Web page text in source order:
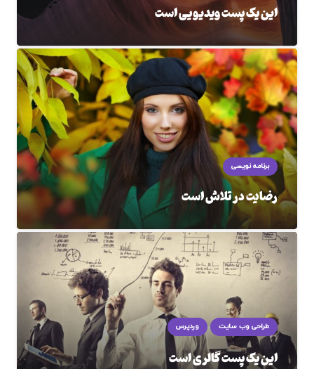
این یک پست ویدیویی است
برنامه نویسی
رضایت در تلاش است
طراحی وب سایت وردپرس
این یک پست گالری است